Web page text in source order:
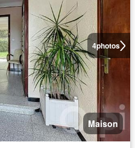
4photos
Maison